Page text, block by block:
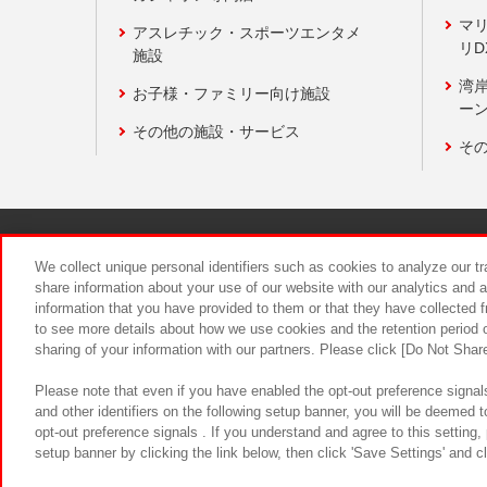
アスレチック・スポーツエンタメ
施設
お子様・ファミリー向け施設
その他の施設・サービス
マ
リ
湾
ー
そ
食品のご
We collect unique personal identifiers such as cookies to analyze our
share information about your use of our website with our analytics and
information that you have provided to them or that they have
to see more details about how we use cookies and the retention
sharing of your information with our partners. Please click [Do Not
Please note that even if you have enabled the opt-out preference
and other identifiers on the following setup banner, you will be
opt-out preference signals . If you understand and agree to this
setup banner by clicking the link below, then click 'Save Settings' and